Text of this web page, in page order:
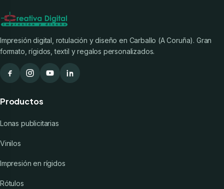
Impresión digital, rotulación y diseño en Carballo (A Coruña). Gran
formato, rígidos, textil y regalos personalizados.
Productos
Lonas publicitarias
Vinilos
Impresión en rígidos
Rótulos